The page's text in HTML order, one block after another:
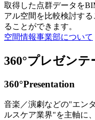
取得した点群データを
アル空間を比較検討す
ることができます。
空間情報事業部について
360°プレゼン
360°Presentation
音楽／演劇などの"エン
ルスケア業界"を主軸に